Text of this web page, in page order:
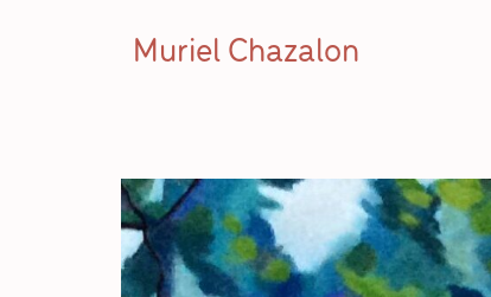
Muriel Chazalon